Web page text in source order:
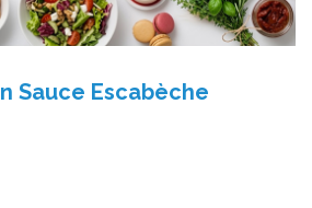
Sauce Escabèche